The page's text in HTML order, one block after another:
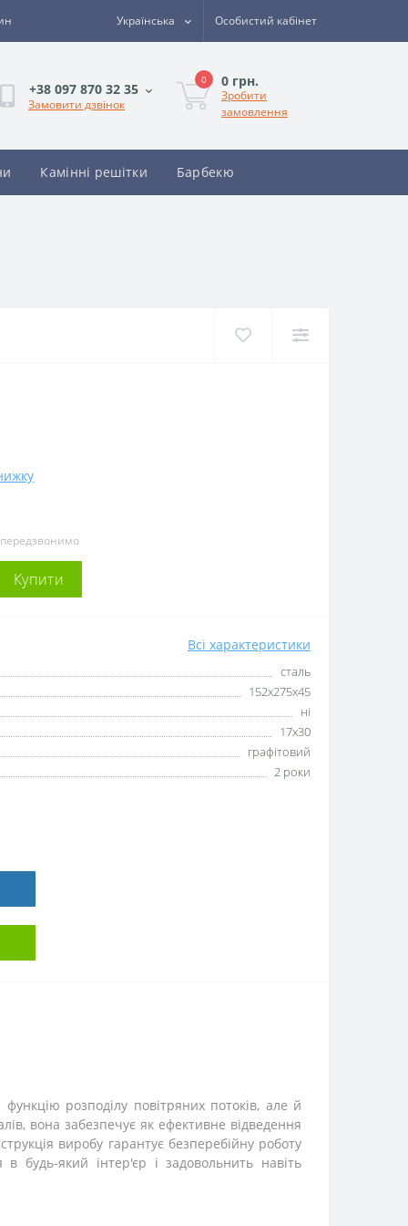
Українська Особистий кабінет
+38 097 870 32 35
Замовити дзвінок
0 0 грн.
Зробити
замовлення
Камінні решітки Барбекю
Купити
Всі характеристики
сталь
152х275х45
ні
17х30
графітовий
2 роки
розподілу повітряних потоків, але й
вона забезпечує як ефективне відведення
виробу гарантує безперебійну роботу
який інтер'єр і задовольнить навіть